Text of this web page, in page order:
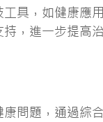
具，如健康應
，進一步提高
問題，通過綜